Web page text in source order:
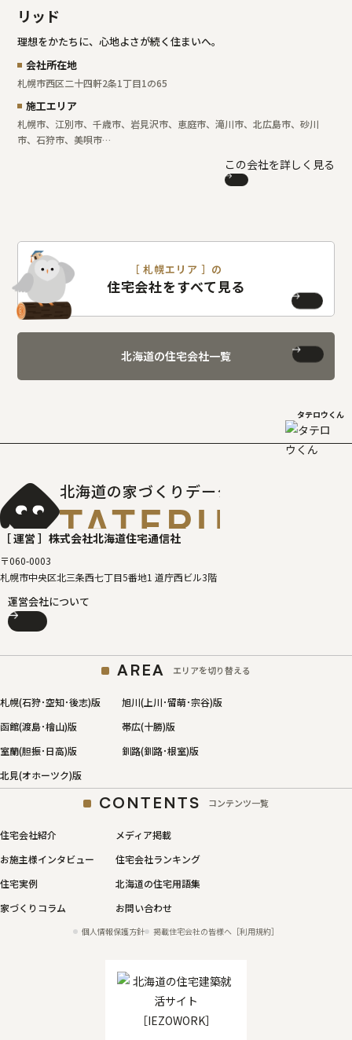
リッド
理想をかたちに、心地よさが続く住まいへ。
会社所在地
札幌市西区二十四軒2条1丁目1の65
施工エリア
札幌市、江別市、千歳市、岩見沢市、恵庭市、滝川市、北広島市、砂川
市、石狩市、美唄市…
この会社を詳しく見る
［ 札幌エリア ］の
住宅会社をすべて見る
北海道の住宅会社一覧
タテロウくん
北海道の家づくりデータベース
［ 運営 ］ 株式会社北海道住宅通信社
〒060-0003
札幌市中央区北三条西七丁目5番地1 道庁西ビル3階
運営会社について
AREA エリアを切り替える
札幌(石狩･空知･後志)版
旭川(上川･留萌･宗谷)版
函館(渡島･檜山)版
帯広(十勝)版
室蘭(胆振･日高)版
釧路(釧路･根室)版
北見(オホーツク)版
CONTENTS コンテンツ一覧
住宅会社紹介
メディア掲載
お施主様インタビュー
住宅会社ランキング
住宅実例
北海道の住宅用語集
家づくりコラム
お問い合わせ
個人情報保護方針 掲載住宅会社の皆様へ［利用規約］